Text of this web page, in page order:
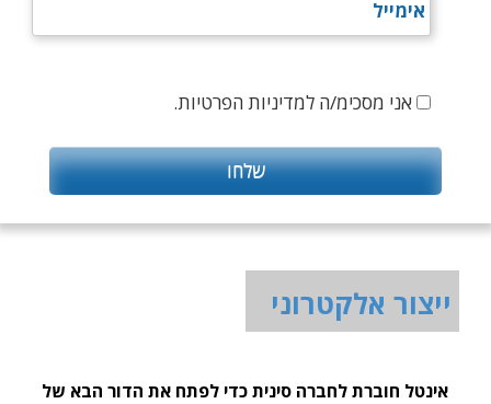
אני מסכימ/ה למדיניות הפרטיות.
ייצור אלקטרוני
אינטל חוברת לחברה סינית כדי לפתח את הדור הבא של